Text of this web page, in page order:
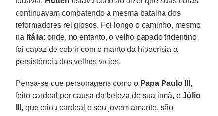
continuavam combatendo a mesma batalha dos
reformadores religiosos. Foi longo o caminho, mesmo
na Itália: onde, no entanto, o velho papado tridentino
foi capaz de cobrir com o manto da hipocrisia a
persistência dos velhos vícios.
Pensa-se que personagens como o Papa Paulo III ,
feito cardeal por causa da beleza de sua irmã, eJúlio
, que criou cardeal o seu jovem amante, são